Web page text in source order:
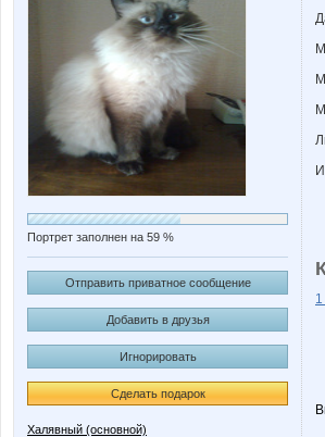
Портрет заполнен на 59 %
Отправить приватное сообщение
Добавить в друзья
Игнорировать
Сделать подарок
Халявный (основной)